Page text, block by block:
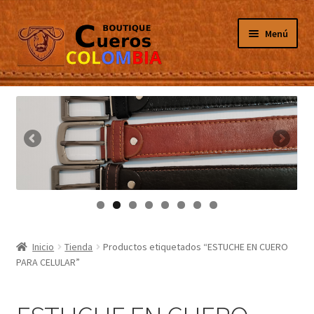
Ir
a
la
navegación
Ir
al
contenido
Menú
Inicio
Masculino
Femenino
Porta Celulares
Inicio Tienda
Productos etiquetados “ESTUCHE EN CUERO
PARA CELULAR”